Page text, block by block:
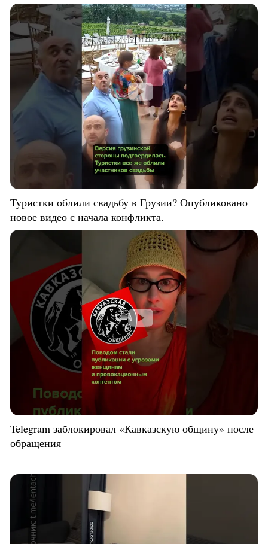
Туристки облили свадьбу в Грузии? Опубликовано
новое видео с начала конфликта.
Telegram заблокировал «Кавказскую общину» после
обращения